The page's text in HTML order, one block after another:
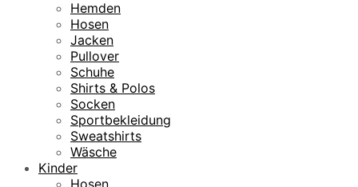
Hemden
Hosen
Jacken
Pullover
Schuhe
Shirts & Polos
Socken
Sportbekleidung
Sweatshirts
Wäsche
Kinder
Hosen